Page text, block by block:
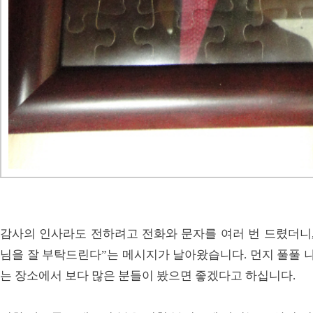
감사의 인사라도 전하려고 전화와 문자를 여러 번 드렸더
님을 잘 부탁드린다”는 메시지가 날아왔습니다. 먼지 풀풀
는 장소에서 보다 많은 분들이 봤으면 좋겠다고 하십니다.